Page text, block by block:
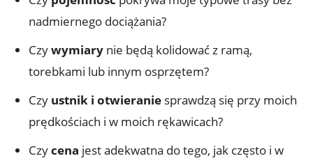
nadmiernego dociążania?
Czywymiary nie będą kolidować z ramą,
torebkami lub innym osprzętem?
Czy ustnik i otwieranie sprawdzą się przy moich
prędkościach i w moich rękawicach?
Czycena jest adekwatna do tego, jak często i w